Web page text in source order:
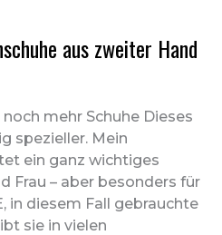
aus zweiter Hand
noch mehr Schuhe Dieses
spezieller. Mein
ein ganz wichtiges
Frau – aber besonders für
in diesem Fall gebrauchte
sie in vielen